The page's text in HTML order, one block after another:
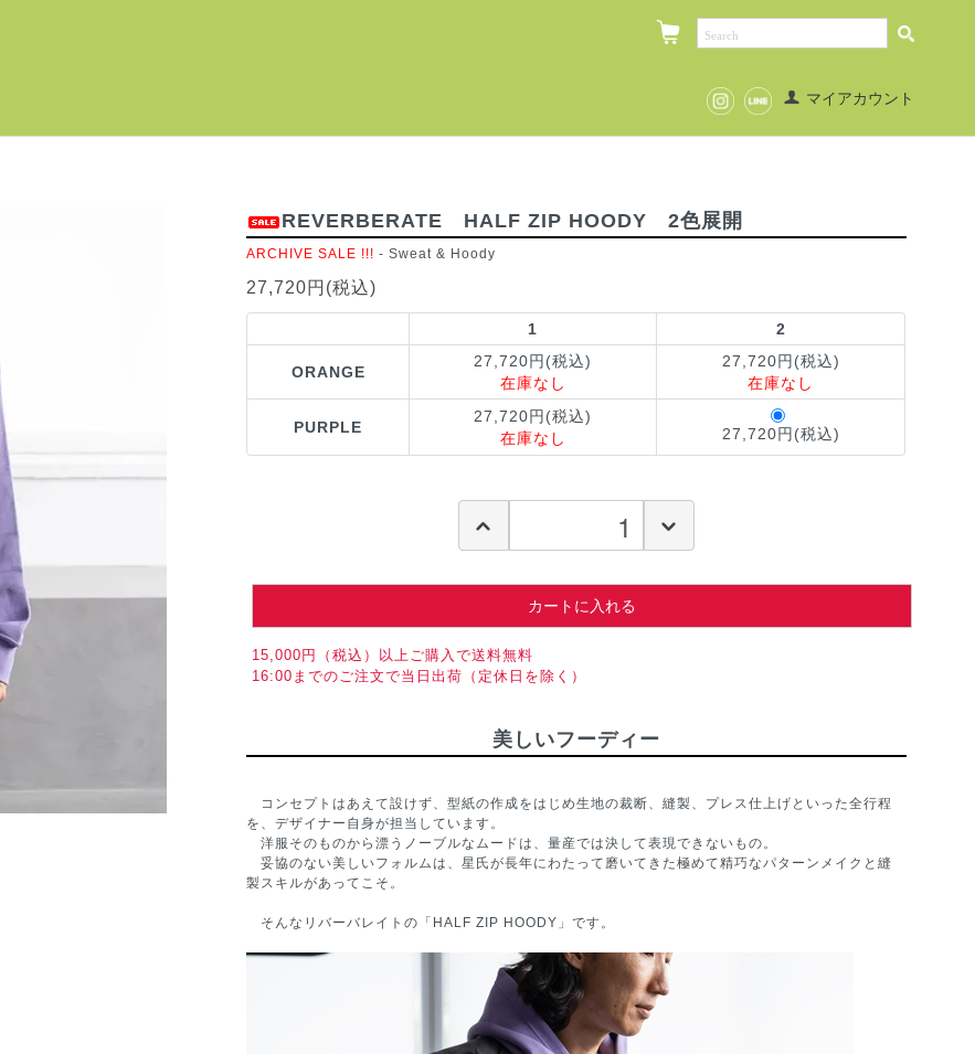
マイアカウント
REVERBERATE HALF ZIP HOODY 2色展開
ARCHIVE SALE !!! -Sweat & Hoody
27,720円(税込)
1 2
ORANGE
27,720円(税込)
在庫なし
27,720円(税込)
在庫なし
PURPLE
27,720円(税込)
在庫なし
27,720円(税込)
カートに入れる
15,000円（税込）以上ご購入で送料無料
16:00までのご注文で当日出荷（定休日を除く）
美しいフーディー
コンセプトはあえて設けず、型紙の作成をはじめ生地の裁断、縫製、プレス仕上げといった全行程
を、デザイナー自身が担当しています。
洋服そのものから漂うノーブルなムードは、量産では決して表現できないもの。
妥協のない美しいフォルムは、星氏が長年にわたって磨いてきた極めて精巧なパターンメイクと縫
製スキルがあってこそ。
そんなリバーバレイトの「HALF ZIP HOODY」です。